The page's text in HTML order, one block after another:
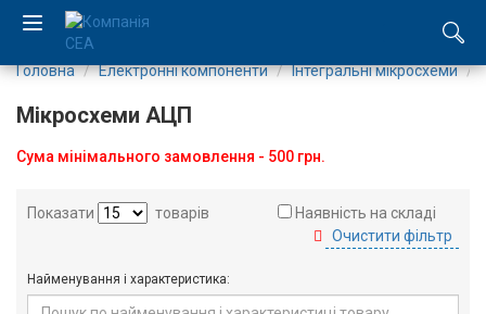
RU
Виробництво
Головна Електронні компоненти Інтегральні мікросхеми
Мікросхеми АЦП
Сума мінімального замовлення - 500 грн.
Показати товарів
Наявність на складі
Очистити фільтр
Найменування і характеристика: